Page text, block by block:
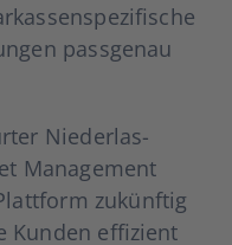
pass­ge­nau
Nie­der­las­
Manage­ment
zukünf­tig
Kun­den effi­zi­ent